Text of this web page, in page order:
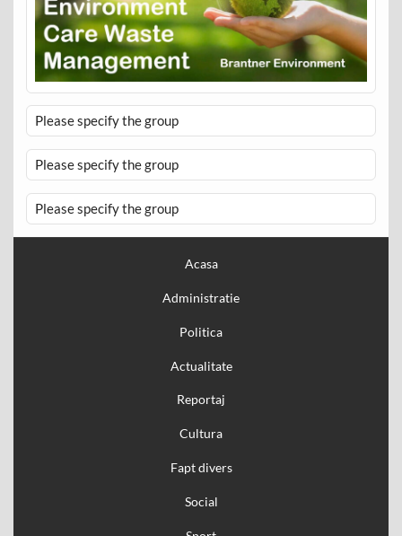
Please specify the group
Please specify the group
Please specify the group
Acasa
Administratie
Politica
Actualitate
Reportaj
Cultura
Fapt divers
Social